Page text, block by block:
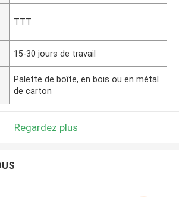
TTT
15-30 jours de travail
Palette de boîte, en bois ou en métal
de carton
Regardez plus